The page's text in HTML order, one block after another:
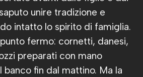
unire tradizione e
intatto lo spirito di famiglia.
fermo: cornetti, danesi,
preparati con mano
banco fin dal mattino. Ma la